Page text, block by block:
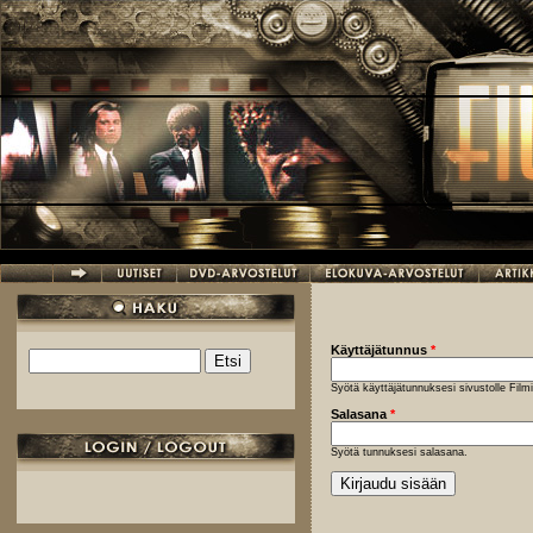
Hyppää pääsisältöön
Hakulomake
Käyttäjätunnus *
Syötä käyttäjätunnuksesi sivustolle
Salasana *
Syötä tunnuksesi salasana.